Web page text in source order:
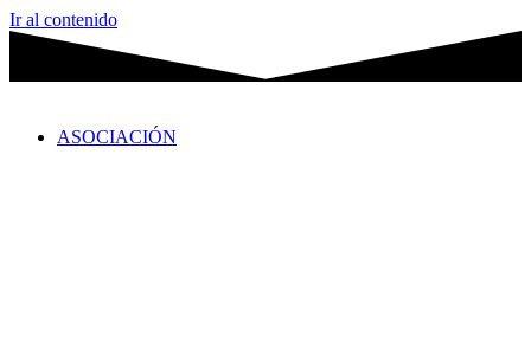
Ir al contenido
ASOCIACIÓN